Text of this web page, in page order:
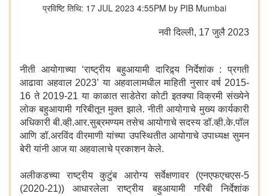
प्रविष्टि तिथि: 17 JUL 2023 4:55PM by PIB Mumbai
नवी दिल्‍ली, 17 जुलै 2023
नीती आयोगाच्या ‘राष्ट्रीय बहुआयामी दारिद्र्य निर्देशांक : प्रगती
आढावा अहवाल 2023’ या अहवालामधील माहिती नुसार वर्ष 2015-
16 ते 2019-21 या काळात साडेतेरा कोटी इतक्या विक्रमी संख्येने
लोक बहुआयामी गरिबीतून मुक्त झाले. नीती आयोगाचे मुख्य कार्यकारी
अधिकारी बी.व्ही.आर.सुब्रमण्यम तसेच आयोगाचे सदस्य डॉ.व्ही.के.पॉल
आणि डॉ.अरविंद वीरमाणी यांच्या उपस्थितीत आयोगाचे उपाध्यक्ष सुमन
बेरी यांनी आज या अहवालाचे प्रकाशन केले.
अलीकडच्या राष्ट्रीय कुटुंब आरोग्य सर्वेक्षणावर (एनएफएचएस-5
(2020-21)) आधारलेला राष्ट्रीय बहुआयामी गरिबी निर्देशांक